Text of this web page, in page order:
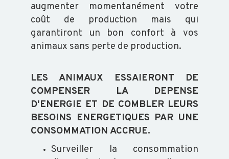
TRANSFORMATION
ACTUALITÉS
RAPPORT
D'ACTIVITÉ
GDS
INFO
augmenter momentanément votre
coût de production mais qui
garantiront un bon confort à vos
animaux sans perte de production.
LES ANIMAUX ESSAIERONT DE
COMPENSER LA DEPENSE
D'ENERGIE ET DE COMBLER LEURS
BESOINS ENERGETIQUES PAR UNE
CONSOMMATION ACCRUE.
Surveiller la consommation